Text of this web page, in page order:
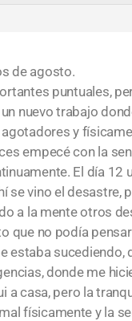
de agosto.
puntuales,
nuevo trabajo
y
empecé con la
El día
se vino el
a la mente otros
que no podía
estaba
donde me
casa, pero la
físicamente y la